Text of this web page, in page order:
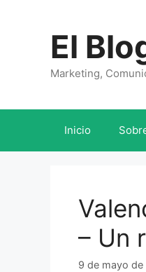
El
Marketing,
Inicio
– Un
9 de mayo de